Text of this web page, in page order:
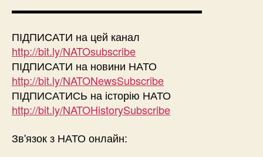
▬▬▬▬▬▬▬▬▬▬▬▬▬▬▬▬▬▬
ПІДПИСАТИ на цей канал
http://bit.ly/NATOsubscribe
ПІДПИСАТИ на новини НАТО
http://bit.ly/NATONewsSubscribe
ПІДПИСАТИСЬ на історію НАТО
http://bit.ly/NATOHistorySubscribe
Зв'язок з НАТО онлайн: